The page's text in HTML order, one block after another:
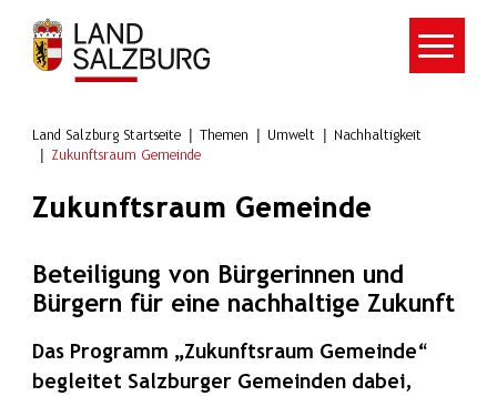
Zum Hauptinhalt springen
Land Salzburg Startseite Themen Umwelt
Nachhaltigkeit
Zukunftsraum Gemeinde
Zukunftsraum Gemeinde
Beteiligung von Bürgerinnen und
Bürgern für eine nachhaltige Zukunft
Das Programm „Zukunftsraum Gemeinde“
begleitet Salzburger Gemeinden dabei,